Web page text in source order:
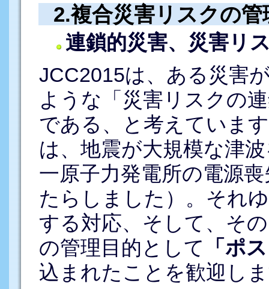
2.複合災害リスクの
連鎖的災害、災害リ
JCC2015は、ある災害
ような「災害リスクの
である、と考えていま
は、地震が大規模な津
一原子力発電所の電源
たらしました）。それ
する対応、そして、そ
の管理目的として
「ポ
込まれたことを歓迎し